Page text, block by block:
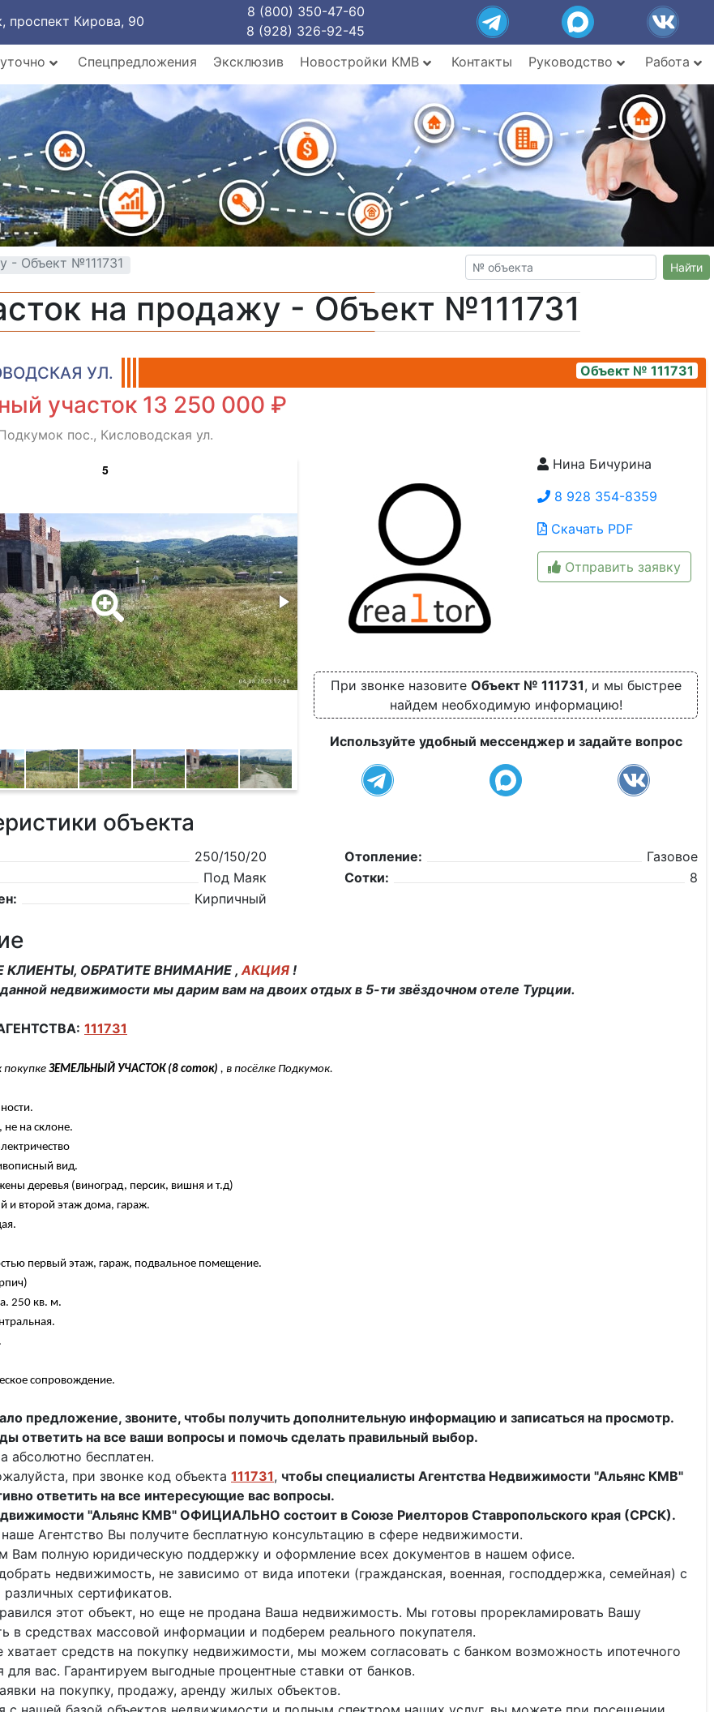
проспект Кирова, 90
8 (800) 350-47-60
8 (928) 326-92-45
Спецпредложения Эксклюзив Новостройки КМВ Контакты Руководство Работа
- Объект №111731 Найти
на продажу - Объект №111731
УЛ. Объект № 111731
участок 13 250 000 ₽
пос., Кисловодская ул.
5
Нина Бичурина
8 928 354-8359
Скачать PDF
Отправить заявку
При звонке назовите Объект № 111731, и мы быстрее
найдем необходимую информацию!
Используйте удобный мессенджер и задайте вопрос
объекта
250/150/20
Под Маяк
Кирпичный
Отопление:
Газовое
Сотки:
8
ОБРАТИТЕ ВНИМАНИЕ ,АКЦИЯ !
недвижимости мы дарим вам на двоих отдых в 5-ти звёздочном отеле Турции.
111731
покупке ЗЕМЕЛЬНЫЙ УЧАСТОК (8 соток) , в посёлке Подкумок.
не на склоне.
вид.
деревья (виноград, персик, вишня и т.д)
и второй этаж дома, гараж.
первый этаж, гараж, подвальное помещение.
250 кв. м.
сопровождение.
предложение, звоните, чтобы получить дополнительную информацию и записаться на просмотр.
ответить на все ваши вопросы и помочь сделать правильный выбор.
абсолютно бесплатен.
при звонке код объекта 111731, чтобы специалисты Агентства Недвижимости "Альянс КМВ"
ответить на все интересующие вас вопросы.
"Альянс КМВ" ОФИЦИАЛЬНО состоит в Союзе Риелторов Ставропольского края (СРСК).
Агентство Вы получите бесплатную консультацию в сфере недвижимости.
Вам полную юридическую поддержку и оформление всех документов в нашем офисе.
недвижимость, не зависимо от вида ипотеки (гражданская, военная, господдержка, семейная) с
сертификатов.
этот объект, но еще не продана Ваша недвижимость. Мы готовы прорекламировать Вашу
в средствах массовой информации и подберем реального покупателя.
хватает средств на покупку недвижимости, мы можем согласовать с банком возможность ипотечного
для вас. Гарантируем выгодные процентные ставки от банков.
на покупку, продажу, аренду жилых объектов.